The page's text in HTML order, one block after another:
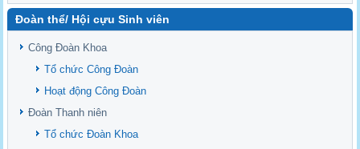
Delta
Sediment properties in flood-based farming systems in the Vietnamese
upstream Mekong Delta
Danh mục tạp chí xuất bản Quốc Tế 2026
Danh Mục các Đề Tài NCKH cấp Tỉnh năm 2024
Văn bản - Quy định
Ban chấp hành Đảng bộ khoa
Đoàn thể/ Hội cựu Sinh viên
Công Đoàn Khoa
Tổ chức Công Đoàn
Hoạt động Công Đoàn
Đoàn Thanh niên
Tổ chức Đoàn Khoa